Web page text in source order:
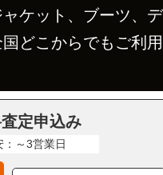
ケット、ブーツ、
どこからでもご利
定申込み
～3営業日